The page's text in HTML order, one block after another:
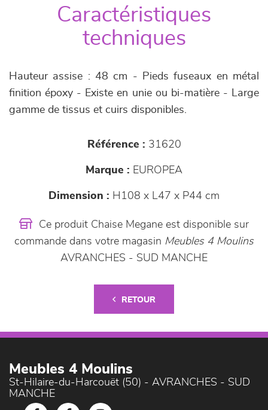
Caractéristiques
techniques
Hauteur assise : 48 cm - Pieds fuseaux en métal
finition époxy - Existe en unie ou bi-matière - Large
gamme de tissus et cuirs disponibles.
Référence : 31620
Marque : EUROPEA
Dimension : H108 x L47 x P44 cm
Ce produit Chaise Megane est disponible sur
commande dans votre magasin Meubles 4 Moulins
AVRANCHES - SUD MANCHE
RETOUR
Meubles 4 Moulins
St-Hilaire-du-Harcouët (50) - AVRANCHES - SUD
MANCHE